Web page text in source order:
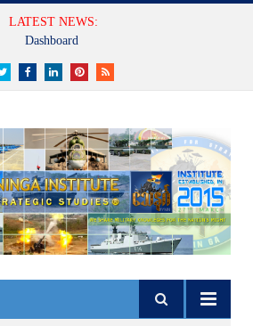
LATEST NEWS:
Dashboard
TwitterFacebookLinkedInPinterestRSS